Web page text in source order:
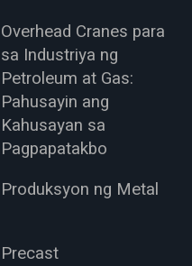
Overhead Cranes para
sa Industriya ng
Petroleum at Gas:
Pahusayin ang
Kahusayan sa
Pagpapatakbo
Produksyon ng Metal
Precast